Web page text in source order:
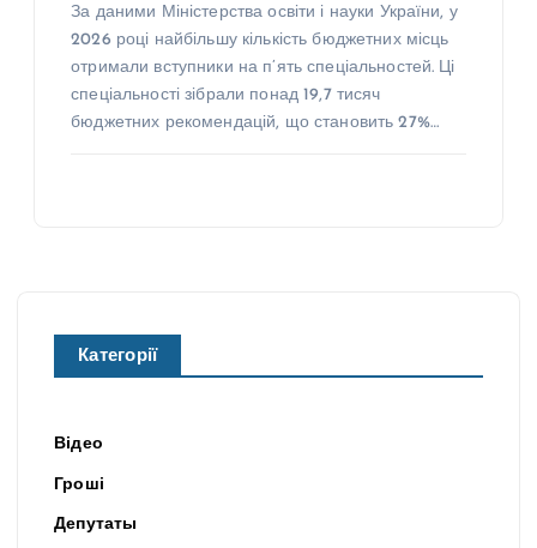
За даними Міністерства освіти і науки України, у
2026 році найбільшу кількість бюджетних місць
отримали вступники на п’ять спеціальностей. Ці
спеціальності зібрали понад 19,7 тисяч
бюджетних рекомендацій, що становить 27%…
Категорії
Відео
Гроші
Депутаты